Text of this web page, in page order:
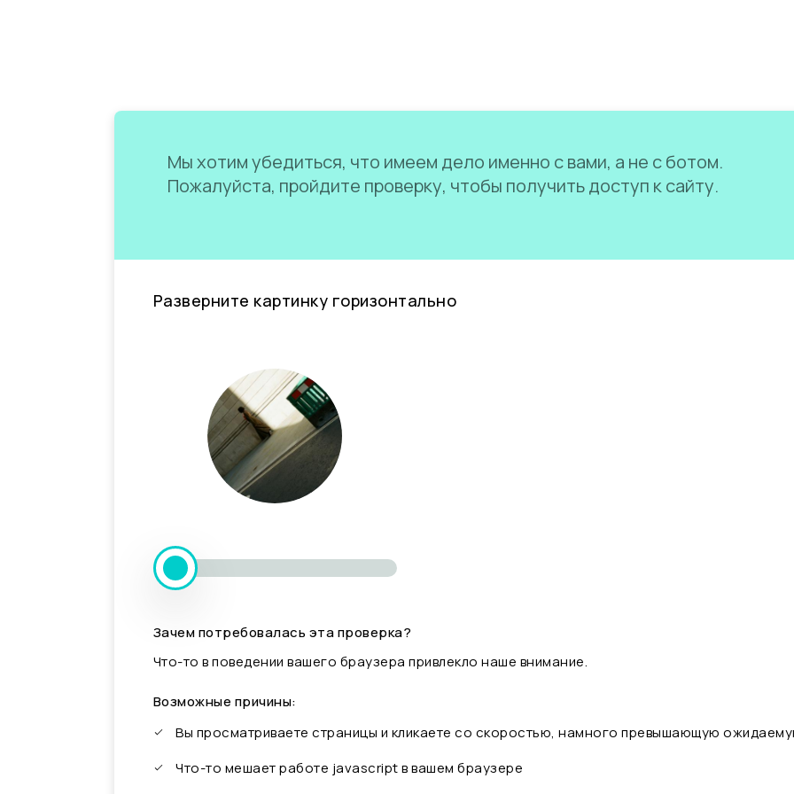
Мы хотим убедиться, что имеем дело именно с вами, а не с ботом.
Пожалуйста, пройдите проверку, чтобы получить доступ к сайту.
Разверните картинку горизонтально
Зачем потребовалась эта проверка?
Что-то в поведении вашего браузера привлекло наше внимание.
Возможные причины:
Вы просматриваете страницы и кликаете со скоростью, намного превышающую
Что-то мешает работе javascript в вашем браузере